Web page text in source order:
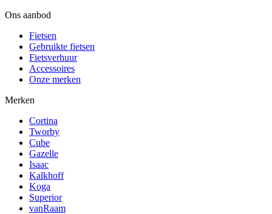
Ons aanbod
Fietsen
Gebruikte fietsen
Fietsverhuur
Accessoires
Onze merken
Merken
Cortina
Tworby
Cube
Gazelle
Isaac
Kalkhoff
Koga
Superior
vanRaam